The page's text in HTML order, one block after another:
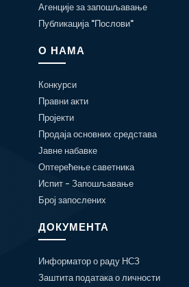
Агенције за запошљавање
Публикација "Послови"
О НАМА
Конкурси
Правни акти
Пројекти
Продаја основних средстава
Јавне набавке
Оптерећење саветника
Испит - Запошљавање
Број запослених
ДОКУМЕНТА
Информатор о раду НСЗ
Заштита података о личности